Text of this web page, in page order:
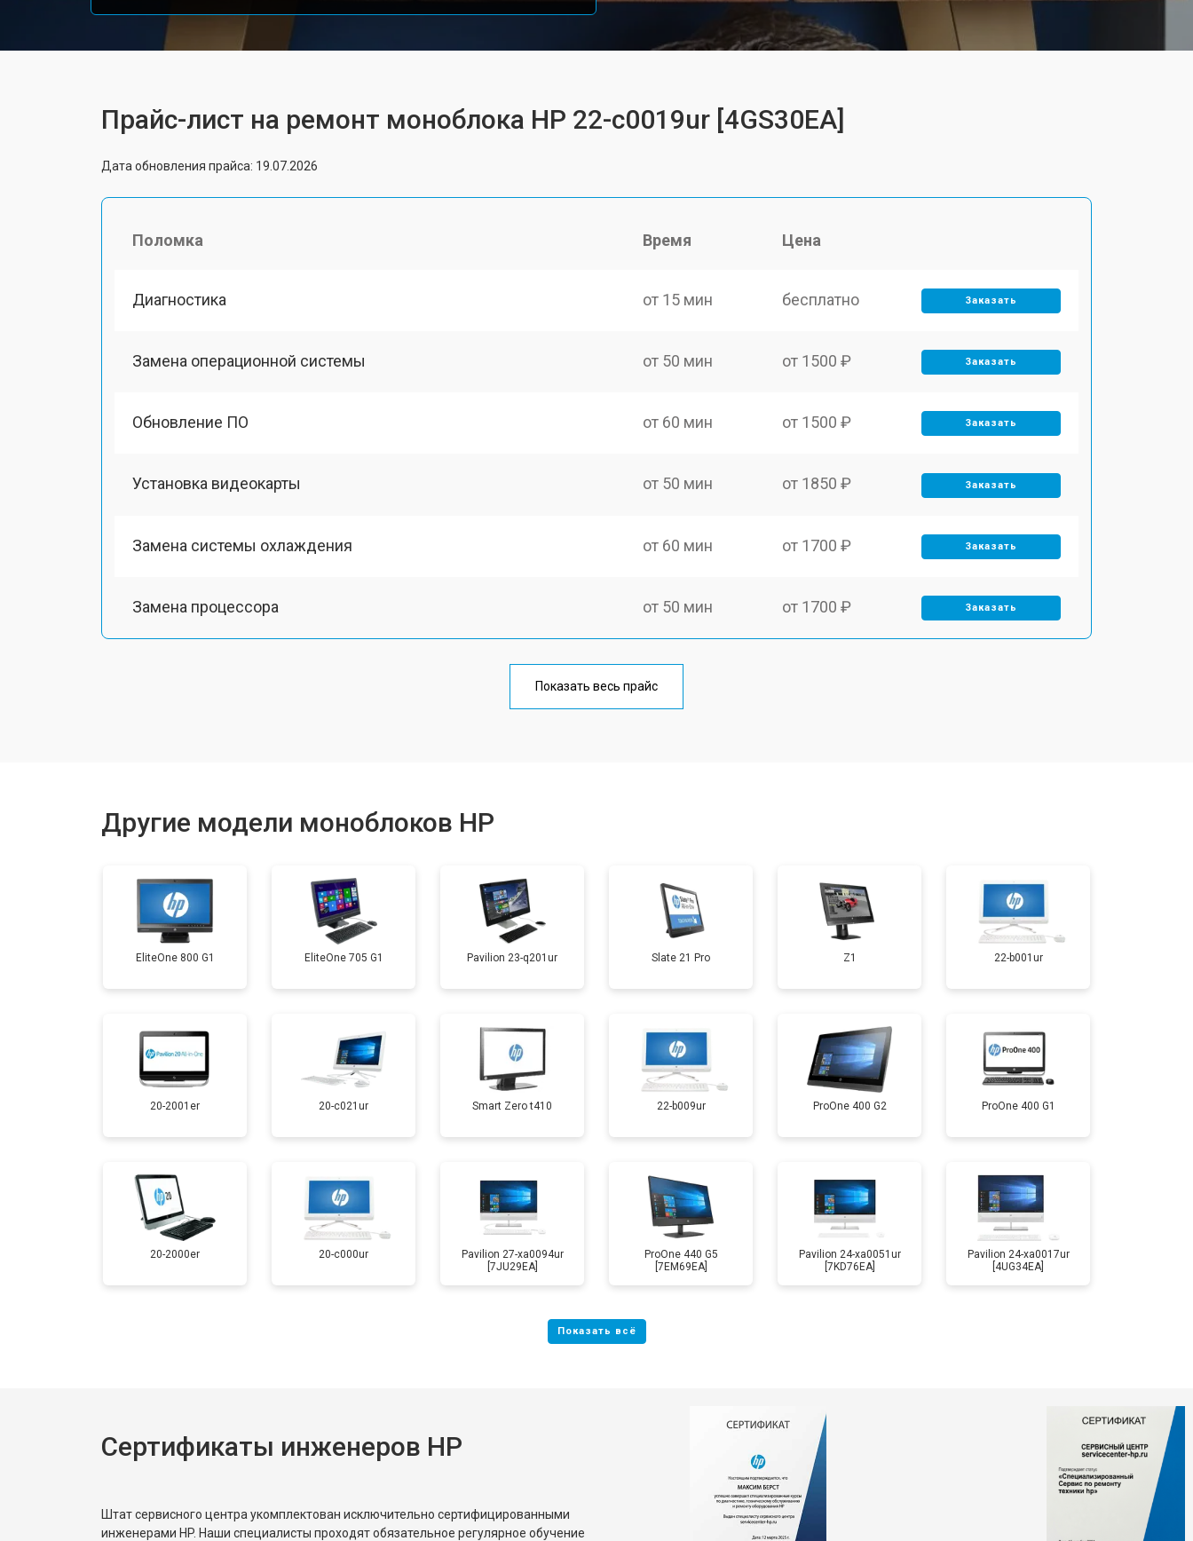
Прайс-лист на ремонт моноблока HP 22-c0019ur [4GS30EA]
Дата обновления прайса: 19.07.2026
Поломка Время Цена
Диагностика от 15 мин бесплатно Заказать
Замена операционной системы от 50 мин от 1500 ₽ Заказать
Обновление ПО от 60 мин от 1500 ₽ Заказать
Установка видеокарты от 50 мин от 1850 ₽ Заказать
Замена системы охлаждения от 60 мин от 1700 ₽ Заказать
Замена процессора от 50 мин от 1700 ₽ Заказать
от 60 мин
Показать весь прайс
Другие модели моноблоков HP
EliteOne 800 G1 EliteOne 705 G1 Pavilion 23-q201ur Slate 21 Pro Z1 22-b001ur
20-2001er 20-c021ur Smart Zero t410 22-b009ur ProOne 400 G2 ProOne 400 G1
20-2000er 20-c000ur
Pavilion 27-xa0094ur
[7JU29EA]
ProOne 440 G5
[7EM69EA]
Pavilion 24-xa0051ur
[7KD76EA]
Pavilion 24-xa0017ur
[4UG34EA]
Сертификаты инженеров HP
Штат сервисного центра укомплектован исключительно сертифицированными
инженерами HP. Наши специалисты проходят обязательное регулярное обучение